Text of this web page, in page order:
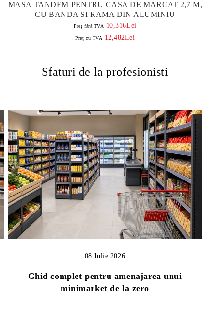
MASA TANDEM PENTRU CASA DE MARCAT 2,7 M,
CU BANDA SI RAMA DIN ALUMINIU
Preţ fără TVA 10,316Lei
Preţ cu TVA 12,482Lei
Sfaturi de la profesionisti
Ghid complet pentru amenajarea unui
minimarket de la zero
08 Iulie 2026